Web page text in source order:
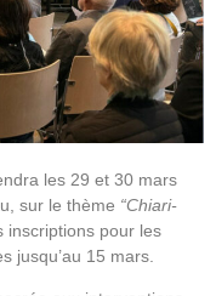
les 29 et 30 mars
sur le thème “Chiari-
inscriptions pour les
jusqu’au 15 mars.